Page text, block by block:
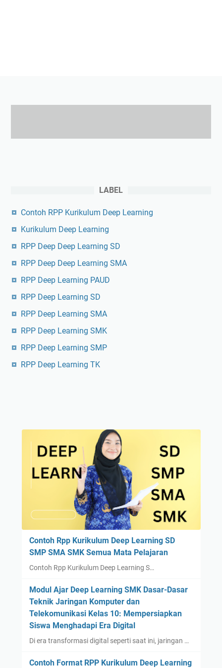
LABEL
Contoh RPP Kurikulum Deep Learning
Kurikulum Deep Learning
RPP Deep Deep Learning SD
RPP Deep Deep Learning SMA
RPP Deep Learning PAUD
RPP Deep Learning SD
RPP Deep Learning SMA
RPP Deep Learning SMK
RPP Deep Learning SMP
RPP Deep Learning TK
Contoh Rpp Kurikulum Deep Learning SD
SMP SMA SMK Semua Mata Pelajaran
Contoh Rpp Kurikulum Deep Learning S…
Modul Ajar Deep Learning SMK Dasar-Dasar
Teknik Jaringan Komputer dan
Telekomunikasi Kelas 10: Mempersiapkan
Siswa Menghadapi Era Digital
Di era transformasi digital seperti saat ini, jaringan …
Contoh Format RPP Kurikulum Deep Learning